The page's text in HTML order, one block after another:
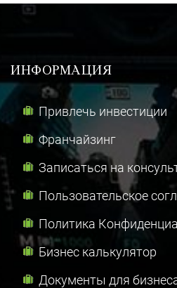
ИНФОРМАЦИЯ
Привлечь инвестиции
Франчайзинг
Записаться на
Пользовательское
Политика
Бизнес калькулятор
Документы для